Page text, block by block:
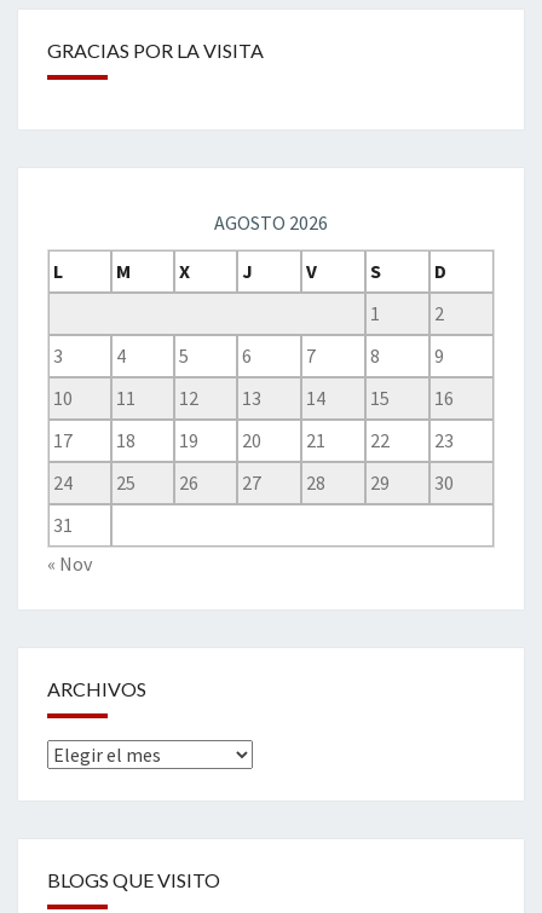
GRACIAS POR LA VISITA
AGOSTO 2026
L
M X J V S
D
1
2
3
4 5 6 7 8
9
10
11 12 13 14 15
16
17
18 19 20 21 22
23
24
25 26 27 28 29
30
31
« Nov
ARCHIVOS
Archivos
BLOGS QUE VISITO